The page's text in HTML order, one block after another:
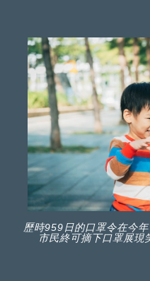
歷時959日的口罩令在今
市民終可摘下口罩展現